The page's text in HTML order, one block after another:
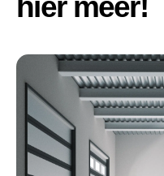
hier meer!